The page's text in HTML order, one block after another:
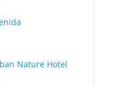
Nature Hotel